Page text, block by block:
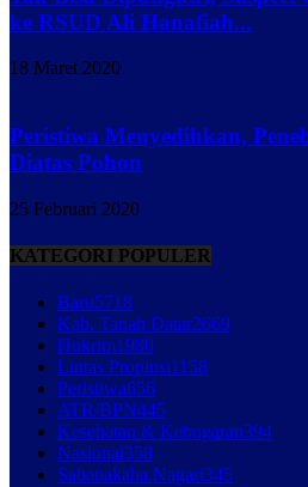
ke RSUD Ali Hanafiah...
18 Maret 2020
Peristiwa Menyedihkan,
Diatas Pohon
25 Februari 2020
KATEGORI POPULER
Baru5718
Kab. Tanah Datar2669
Hukrim1980
Lintas Propinsi1158
Peristiwa656
ATR/BPN445
Kesehatan & Kebugaran394
Nasional358
Sabanakaba Nagari345